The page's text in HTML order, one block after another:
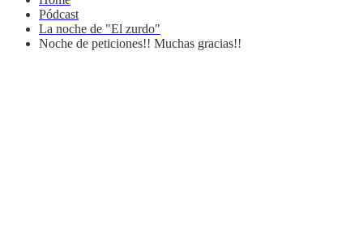
Pódcast
La noche de "El zurdo"
Noche de peticiones!! Muchas gracias!!